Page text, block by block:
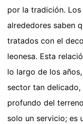
por la tradición.
alrededores saben
tratados con el
leonesa. Esta
lo largo de los
sector tan
profundo del
solo un servicio; es